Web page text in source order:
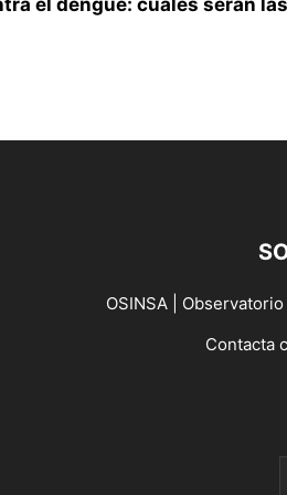
OSINSA |
Contacta